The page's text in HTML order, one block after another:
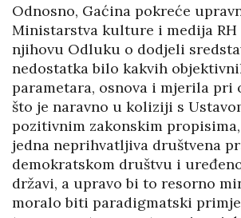
Odnosno, Gaćina pokreće
Ministarstva kulture i medija
njihovu Odluku o dodjeli
nedostatka bilo kakvih
parametara, osnova i mjerila pri
što je naravno u koliziji s
pozitivnim zakonskim
jedna neprihvatljiva društvena
demokratskom društvu i
državi, a upravo bi to resorno
moralo biti paradigmatski